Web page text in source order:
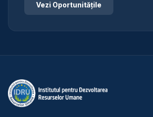
Vezi Oportunitățile